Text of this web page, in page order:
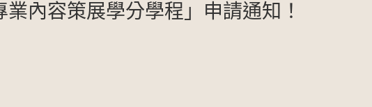
業內容策展學分學程」申請通知！